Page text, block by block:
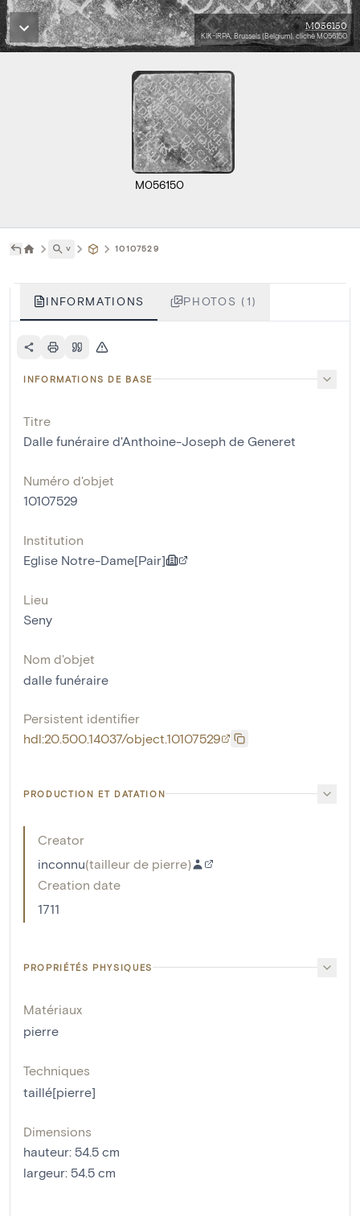
M056150
KIK-IRPA, Brussels (Belgium), cliché M056150
M056150
˅ 10107529
INFORMATIONS PHOTOS (1)
INFORMATIONS DE BASE
Titre
Dalle funéraire d'Anthoine-Joseph de Generet
Numéro d'objet
10107529
Institution
Eglise Notre-Dame[Pair]
Lieu
Seny
Nom d'objet
dalle funéraire
Persistent identifier
hdl:20.500.14037/object.10107529
PRODUCTION ET DATATION
Creator
inconnu(tailleur de pierre)
Creation date
1711
PROPRIÉTÉS PHYSIQUES
Matériaux
pierre
Techniques
taillé[pierre]
Dimensions
hauteur: 54.5 cm
largeur: 54.5 cm